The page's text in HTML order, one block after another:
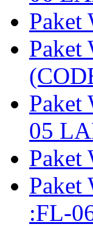
Paket
Paket
Paket
05
Paket
Paket
:FL-